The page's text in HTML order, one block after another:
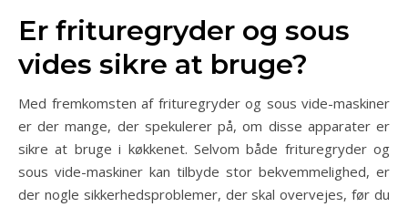
Er frituregryder og sous
vides sikre at bruge?
Med fremkomsten af frituregryder og sous vide-maskiner
er der mange, der spekulerer på, om disse apparater er
sikre at bruge i køkkenet. Selvom både frituregryder og
sous vide-maskiner kan tilbyde stor bekvemmelighed, er
der nogle sikkerhedsproblemer, der skal overvejes, før du